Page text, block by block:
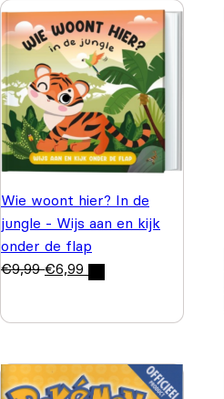
Wie woont hier? In de
jungle - Wijs aan en kijk
onder de flap
€9,99 €6,99